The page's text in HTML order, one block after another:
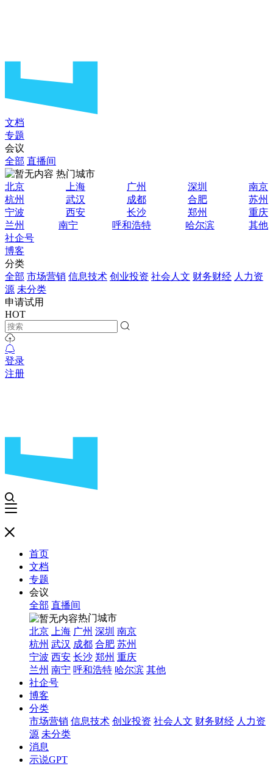
文档
专题
会议
全部 直播间
热门城市
北京
上海 广州 深圳
南京
杭州
武汉 成都 合肥
苏州
宁波
西安 长沙 郑州
重庆
兰州
南宁 呼和浩特 哈尔滨
其他
社企号
博客
分类
全部 市场营销 信息技术 创业投资 社会人文 财务财经 人力资
源 未分类
申请试用
HOT
登录
注册
首页
文档
专题
会议
全部 直播间
热门城市
北京
上海 广州 深圳 南京
杭州 武汉 成都 合肥 苏州
宁波 西安 长沙 郑州 重庆
兰州 南宁 呼和浩特 哈尔滨 其他
社企号
博客
分类
市场营销 信息技术 创业投资 社会人文 财务财经 人力资
源 未分类
消息
示说GPT